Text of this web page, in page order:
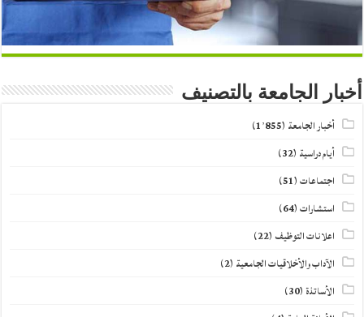
أخبار الجامعة بالتصنيف
أخبار الجامعة (1٬855)
أيام دراسية (32)
اجتماعات(51)
استشارات(64)
اعلانات التوظيف (22)
الآداب والأخلاقيات الجامعية (2)
الأساتذة(30)